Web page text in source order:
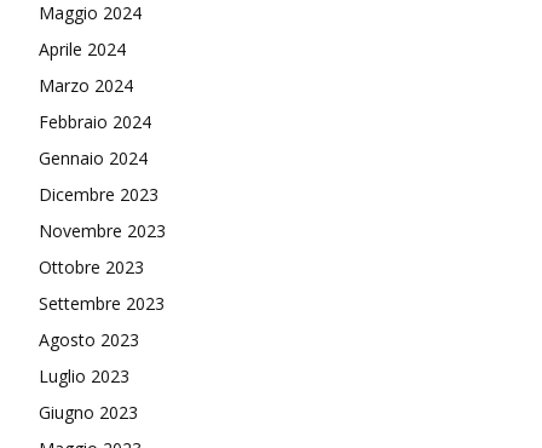
Maggio 2024
Aprile 2024
Marzo 2024
Febbraio 2024
Gennaio 2024
Dicembre 2023
Novembre 2023
Ottobre 2023
Settembre 2023
Agosto 2023
Luglio 2023
Giugno 2023